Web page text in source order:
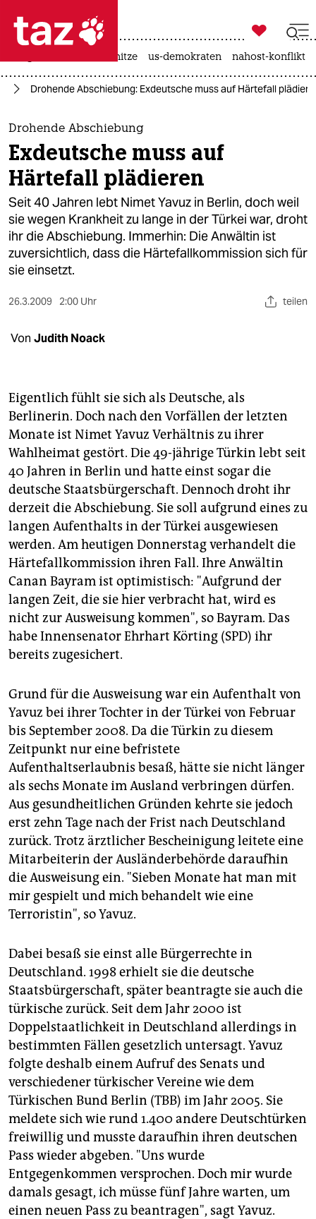
 taz zahl ich
taz zahl ich
themen
politik
öko
gesellschaft
kultur
nord
verlag
verlag
veranstaltungen
shop
fragen & hilfe
unterstützen
abo
genossenschaft
epaper login

taz zahl ich
hitze us-demokraten nahost-konflikt
Drohende Abschiebung: Exdeutsche muss auf Härtefall
Drohende Abschiebung
Exdeutsche muss auf
Härtefall plädieren
Seit 40 Jahren lebt Nimet Yavuz in Berlin, doch weil
sie wegen Krankheit zu lange in der Türkei war, droht
ihr die Abschiebung. Immerhin: Die Anwältin ist
zuversichtlich, dass die Härtefallkommission sich für
sie einsetzt.
26.3.2009 2:00 Uhr teilen
Von Judith Noack
Eigentlich fühlt sie sich als Deutsche, als
Berlinerin. Doch nach den Vorfällen der letzten
Monate ist Nimet Yavuz Verhältnis zu ihrer
Wahlheimat gestört. Die 49-jährige Türkin lebt seit
40 Jahren in Berlin und hatte einst sogar die
deutsche Staatsbürgerschaft. Dennoch droht ihr
derzeit die Abschiebung. Sie soll aufgrund eines zu
langen Aufenthalts in der Türkei ausgewiesen
werden. Am heutigen Donnerstag verhandelt die
Härtefallkommission ihren Fall. Ihre Anwältin
Canan Bayram ist optimistisch: "Aufgrund der
langen Zeit, die sie hier verbracht hat, wird es
nicht zur Ausweisung kommen", so Bayram. Das
habe Innensenator Ehrhart Körting (SPD) ihr
bereits zugesichert.
Grund für die Ausweisung war ein Aufenthalt von
Yavuz bei ihrer Tochter in der Türkei von Februar
bis September 2008. Da die Türkin zu diesem
Zeitpunkt nur eine befristete
Aufenthaltserlaubnis besaß, hätte sie nicht länger
als sechs Monate im Ausland verbringen dürfen.
Aus gesundheitlichen Gründen kehrte sie jedoch
erst zehn Tage nach der Frist nach Deutschland
zurück. Trotz ärztlicher Bescheinigung leitete eine
Mitarbeiterin der Ausländerbehörde daraufhin
die Ausweisung ein. "Sieben Monate hat man mit
mir gespielt und mich behandelt wie eine
Terroristin", so Yavuz.
Dabei besaß sie einst alle Bürgerrechte in
Deutschland. 1998 erhielt sie die deutsche
Staatsbürgerschaft, später beantragte sie auch die
türkische zurück. Seit dem Jahr 2000 ist
Doppelstaatlichkeit in Deutschland allerdings in
bestimmten Fällen gesetzlich untersagt. Yavuz
folgte deshalb einem Aufruf des Senats und
verschiedener türkischer Vereine wie dem
Türkischen Bund Berlin (TBB) im Jahr 2005. Sie
meldete sich wie rund 1.400 andere Deutschtürken
freiwillig und musste daraufhin ihren deutschen
Pass wieder abgeben. "Uns wurde
Entgegenkommen versprochen. Doch mir wurde
damals gesagt, ich müsse fünf Jahre warten, um
einen neuen Pass zu beantragen", sagt Yavuz.